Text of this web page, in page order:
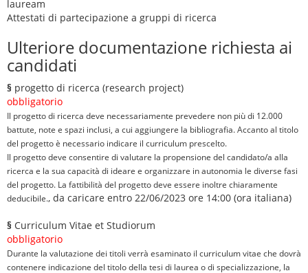
lauream
Attestati di partecipazione a gruppi di ricerca
Ulteriore documentazione richiesta ai
candidati
§ progetto di ricerca (research project)
obbligatorio
Il progetto di ricerca deve necessariamente prevedere non più di 12.000
battute, note e spazi inclusi, a cui aggiungere la bibliografia. Accanto al titolo
del progetto è necessario indicare il curriculum prescelto.
Il progetto deve consentire di valutare la propensione del candidato/a alla
ricerca e la sua capacità di ideare e organizzare in autonomia le diverse fasi
del progetto. La fattibilità del progetto deve essere inoltre chiaramente
deducibile., da caricare entro 22/06/2023 ore 14:00 (ora italiana)
§ Curriculum Vitae et Studiorum
obbligatorio
Durante la valutazione dei titoli verrà esaminato il curriculum vitae che dovrà
contenere indicazione del titolo della tesi di laurea o di specializzazione, la